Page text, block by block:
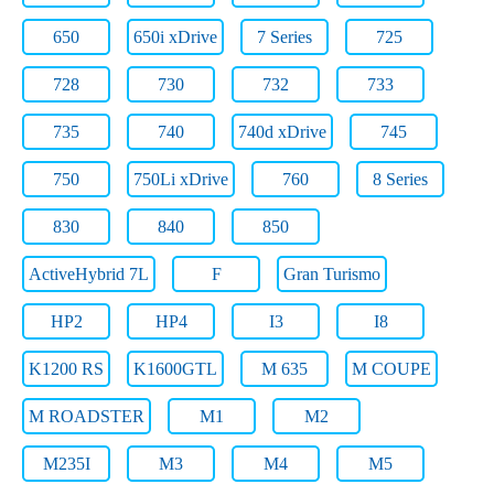
650 650i xDrive 7 Series 725
728 730 732 733
735 740 740d xDrive 745
750 750Li xDrive 760 8 Series
830 840 850
ActiveHybrid 7L F Gran Turismo
HP2 HP4 I3 I8
K1200 RS K1600GTL M 635 M COUPE
M ROADSTER M1 M2
M235I M3 M4 M5